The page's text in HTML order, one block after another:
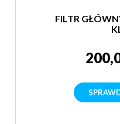
FILTR